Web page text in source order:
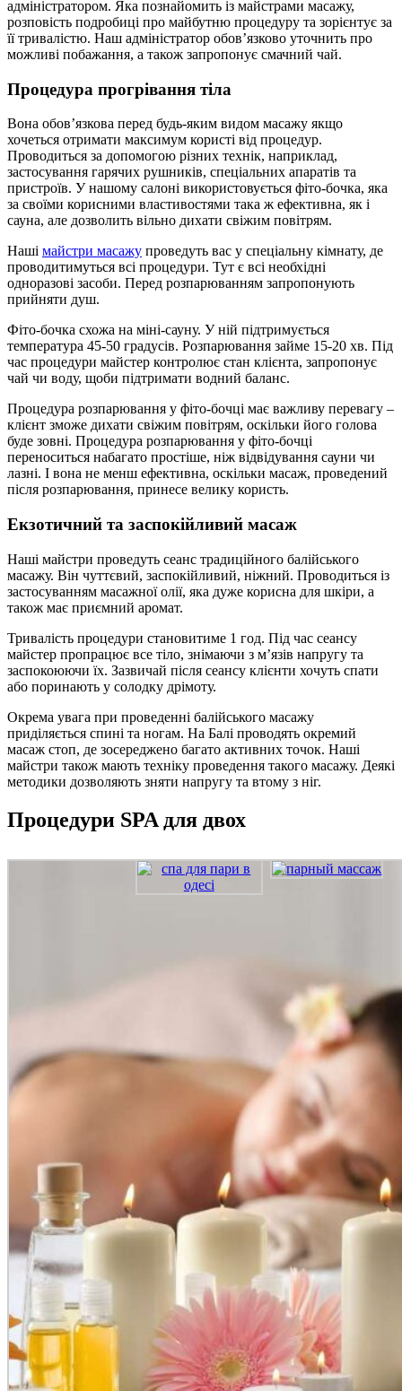
адміністратором. Яка познайомить із майстрами масажу,
розповість подробиці про майбутню процедуру та зорієнтує за
її тривалістю. Наш адміністратор обов’язково уточнить про
можливі побажання, а також запропонує смачний чай.
Процедура прогрівання тіла
Вона обов’язкова перед будь-яким видом масажу якщо
хочеться отримати максимум користі від процедур.
Проводиться за допомогою різних технік, наприклад,
застосування гарячих рушників, спеціальних апаратів та
пристроїв. У нашому салоні використовується фіто-бочка, яка
за своїми корисними властивостями така ж ефективна, як і
сауна, але дозволить вільно дихати свіжим повітрям.
Наші майстри масажу проведуть вас у спеціальну кімнату, де
проводитимуться всі процедури. Тут є всі необхідні
одноразові засоби. Перед розпарюванням запропонують
прийняти душ.
Фіто-бочка схожа на міні-сауну. У ній підтримується
температура 45-50 градусів. Розпарювання займе 15-20 хв. Під
час процедури майстер контролює стан клієнта, запропонує
чай чи воду, щоби підтримати водний баланс.
Процедура розпарювання у фіто-бочці має важливу перевагу –
клієнт зможе дихати свіжим повітрям, оскільки його голова
буде зовні. Процедура розпарювання у фіто-бочці
переноситься набагато простіше, ніж відвідування сауни чи
лазні. І вона не менш ефективна, оскільки масаж, проведений
після розпарювання, принесе велику користь.
Екзотичний та заспокійливий масаж
Наші майстри проведуть сеанс традиційного балійського
масажу. Він чуттєвий, заспокійливий, ніжний. Проводиться із
застосуванням масажної олії, яка дуже корисна для шкіри, а
також має приємний аромат.
Тривалість процедури становитиме 1 год. Під час сеансу
майстер пропрацює все тіло, знімаючи з м’язів напругу та
заспокоюючи їх. Зазвичай після сеансу клієнти хочуть спати
або поринають у солодку дрімоту.
Окрема увага при проведенні балійського масажу
приділяється спині та ногам. На Балі проводять окремий
масаж стоп, де зосереджено багато активних точок. Наші
майстри також мають техніку проведення такого масажу. Деякі
методики дозволяють зняти напругу та втому з ніг.
Процедури SPA для двох